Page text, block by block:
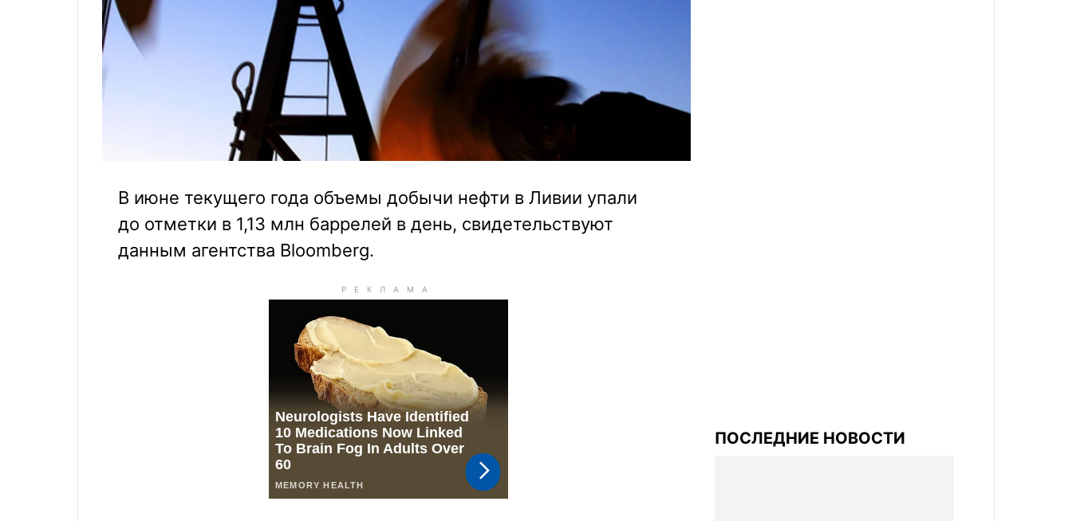
В июне текущего года объемы добычи нефти в Ливии упали
до отметки в 1,13 млн баррелей в день, свидетельствуют
данным агентства Bloomberg.
ПОСЛЕДНИЕ НОВОСТИ